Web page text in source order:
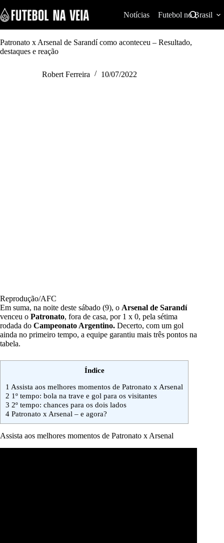
k
i
p
t
o
Notícias Futebol no Brasil
Patronato x Arsenal de Sarandí como aconteceu – Resultado,
destaques e reação
Robert Ferreira 10/07/2022
Reprodução/AFC
Em suma, na noite deste sábado (9), o Arsenal de Sarandí
venceu o Patronato, fora de casa, por 1 x 0, pela sétima
rodada do Campeonato Argentino. Decerto, com um gol
ainda no primeiro tempo, a equipe garantiu mais três pontos na
tabela.
Índice
1 Assista aos melhores momentos de Patronato x Arsenal
2 1º tempo: bola na trave e gol para os visitantes
3 2º tempo: chances para os dois lados
4 Patronato x Arsenal – e agora?
Assista aos melhores momentos de Patronato x Arsenal